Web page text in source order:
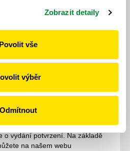
Zobrazit detaily
Povolit vše
výběr
Odmítnout
v různých tarifech. V některých
zapotřebí nejprve kliknout na
na www.idpk.cz
všichni objednaní cestující.
všichni účastníci, požádejte
o vydání potvrzení. Na základě
na našem webu